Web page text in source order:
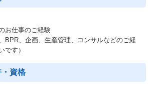
お仕事のご経験
BPR、企画、生産管理、コンサルなどのご経
です）
資格